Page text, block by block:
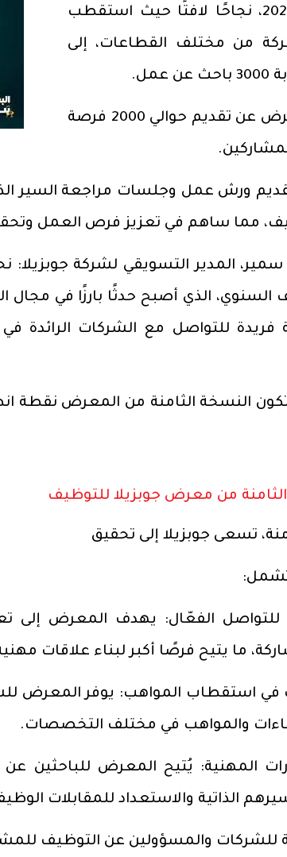
أُقيم في عام 2023، نجاحًا لافتًا حيث استقطب
من 40 شركة من مختلف القطاعات، إلى
وقد أسفر المعرض عن تقديم حوالي 2000 فرصة
ورش عمل وجلسات مراجعة السير
مما ساهم في تعزيز فرص العمل
المدير التسويقي لشركة جوبزيلا:
الذي أصبح حدثًا بارزًا في مجال
للتواصل مع الشركات الرائدة
تكون النسخة الثامنة من المعرض نقطة
من معرض جوبزيلا للتوظيف
تسعى جوبزيلا إلى تحقيق
تشمل:
الفعّال: يهدف المعرض إلى
ما يتيح فرصًا أكبر لبناء علاقات
في استقطاب المواهب: يوفر المعرض
والمواهب في مختلف التخصصات.
المهنية: يُتيح المعرض
الذاتية والاستعداد للمقابلات
والمسؤولين عن التوظيف